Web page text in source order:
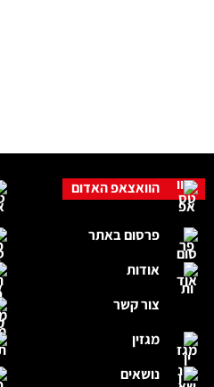
הוואצאפ האדום
פרסום באתר
אודות
צור קשר
מגזין
נושאים